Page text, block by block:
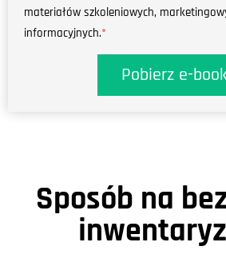
materiałów szkoleniowych,
informacyjnych.*
Pobierz e-
Sposób na